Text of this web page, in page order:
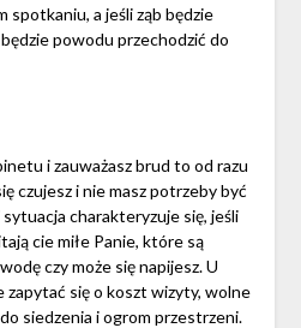
spotkaniu, a jeśli ząb będzie
powodu przechodzić do
i zauważasz brud to od razu
czujesz i nie masz potrzeby być
charakteryzuje się, jeśli
cie miłe Panie, które są
czy może się napijesz. U
zapytać się o koszt wizyty, wolne
siedzenia i ogrom przestrzeni.